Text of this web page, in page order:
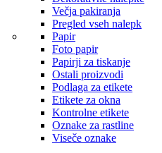
Večja pakiranja
Pregled vseh nalepk
Papir
Foto papir
Papirji za tiskanje
Ostali proizvodi
Podlaga za etikete
Etikete za okna
Kontrolne etikete
Oznake za rastline
Viseče oznake